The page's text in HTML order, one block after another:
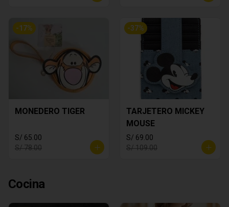
-17%
MONEDERO TIGER
S/ 65.00
S/ 78.00
-37%
TARJETERO MICKEY
MOUSE
S/ 69.00
S/ 109.00
Cocina